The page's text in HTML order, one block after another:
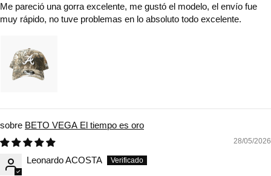
Me pareció una gorra excelente, me gustó el modelo, el envío fue
muy rápido, no tuve problemas en lo absoluto todo excelente.
BETO VEGA El tiempo es oro
28/05/2026
Leonardo ACOSTA